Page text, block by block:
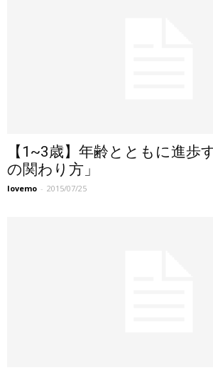
【1~3歳】年齢とともに進歩
の関わり方」
lovemo - 2015/07/25